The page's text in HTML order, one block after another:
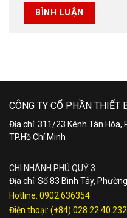
CÔNG TY CỔ PHẦN THIẾT
Địa chỉ: 311/23 Kênh Tân Hóa,
TP.Hồ Chí Minh
CHI NHÁNH PHÚ QUÝ 3
Địa chỉ: Số 83 Bình Tây,
Hotline: 0902.636354
Điện thoại: (+84)